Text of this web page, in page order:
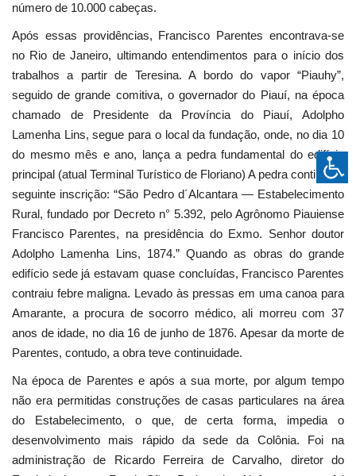
número de 10.000 cabeças.
Após essas providências, Francisco Parentes encontrava-se
no Rio de Janeiro, ultimando entendimentos para o início dos
trabalhos a partir de Teresina. A bordo do vapor “Piauhy”,
seguido de grande comitiva, o governador do Piauí, na época
chamado de Presidente da Província do Piauí, Adolpho
Lamenha Lins, segue para o local da fundação, onde, no dia 10
do mesmo mês e ano, lança a pedra fundamental do edifício
principal (atual Terminal Turístico de Floriano) A pedra continha a
seguinte inscrição: “São Pedro d´Alcantara — Estabelecimento
Rural, fundado por Decreto n° 5.392, pelo Agrônomo Piauiense
Francisco Parentes, na presidência do Exmo. Senhor doutor
Adolpho Lamenha Lins, 1874.” Quando as obras do grande
edifício sede já estavam quase concluídas, Francisco Parentes
contraiu febre maligna. Levado às pressas em uma canoa para
Amarante, a procura de socorro médico, ali morreu com 37
anos de idade, no dia 16 de junho de 1876. Apesar da morte de
Parentes, contudo, a obra teve continuidade.
Na época de Parentes e após a sua morte, por algum tempo
não era permitidas construções de casas particulares na área
do Estabelecimento, o que, de certa forma, impedia o
desenvolvimento mais rápido da sede da Colônia. Foi na
administração de Ricardo Ferreira de Carvalho, diretor do